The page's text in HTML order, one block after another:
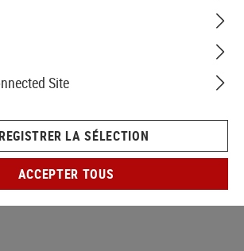
Site
LA SÉLECTION
ACCEPTER TOUS